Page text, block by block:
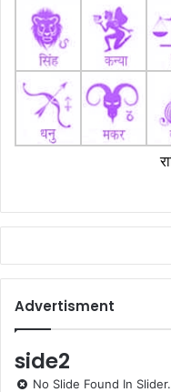
Advertisment
side2
No Slide Found In Slider.